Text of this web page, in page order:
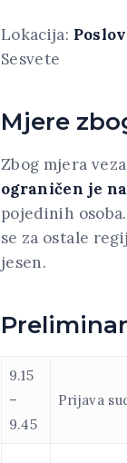
Lokacija:
Sesvete
Mjere
Zbog mjera
ograničen je
pojedinih
se za ostale
jesen.
9.15
–
9.45
Prijava